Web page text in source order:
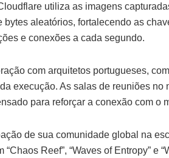
utiliza as imagens
aleatórios, fortalecendo as
e conexões a cada segundo.
com arquitetos portugueses,
execução. As salas de reuniões no
para reforçar a conexão com o
de sua comunidade global na
Reef”, “Waves of Entropy” e